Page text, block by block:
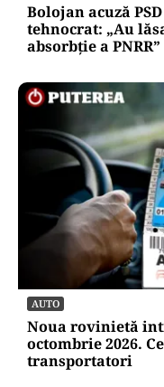
Bolojan acuză
tehnocrat: „Au
absorbţie a PNRR”
AUTO
Noua rovinietă
octombrie 2026.
transportatori